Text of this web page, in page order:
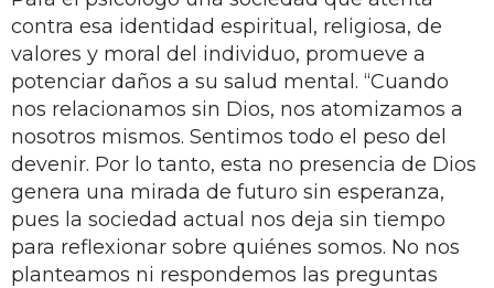
contra esa identidad espiritual, religiosa, de
valores y moral del individuo, promueve a
potenciar daños a su salud mental. “Cuando
nos relacionamos sin Dios, nos atomizamos a
nosotros mismos. Sentimos todo el peso del
devenir. Por lo tanto, esta no presencia de Dios
genera una mirada de futuro sin esperanza,
pues la sociedad actual nos deja sin tiempo
para reflexionar sobre quiénes somos. No nos
planteamos ni respondemos las preguntas